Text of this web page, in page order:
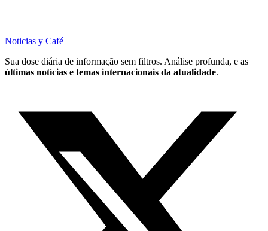
Noticias y Café
Sua dose diária de informação sem filtros. Análise profunda, e as
últimas notícias e temas internacionais da atualidade.